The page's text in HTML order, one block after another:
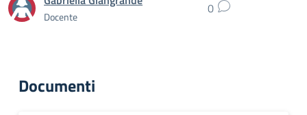
Docente 0
Documenti